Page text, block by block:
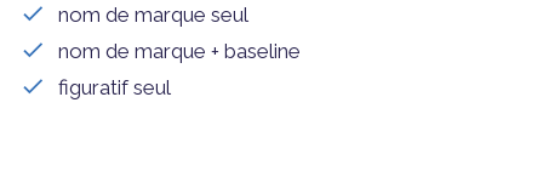
nom de marque seul
nom de marque + baseline
figuratif seul